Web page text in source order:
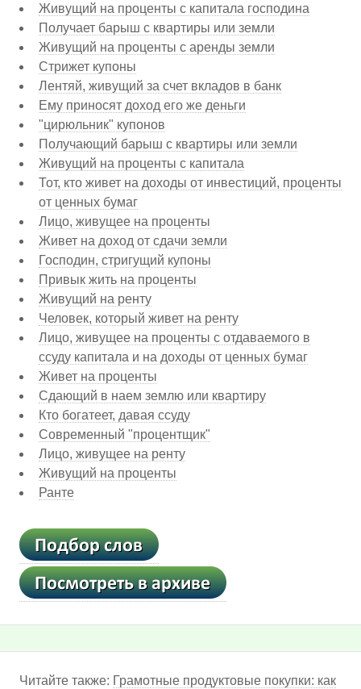
Живущий на проценты с капитала господина
Получает барыш с квартиры или земли
Живущий на проценты с аренды земли
Стрижет купоны
Лентяй, живущий за счет вкладов в банк
Ему приносят доход его же деньги
"цирюльник" купонов
Получающий барыш с квартиры или земли
Живущий на проценты с капитала
Тот, кто живет на доходы от инвестиций, проценты
от ценных бумаг
Лицо, живущее на проценты
Живет на доход от сдачи земли
Господин, стригущий купоны
Привык жить на проценты
Живущий на ренту
Человек, который живет на ренту
Лицо, живущее на проценты с отдаваемого в
ссуду капитала и на доходы от ценных бумаг
Живет на проценты
Сдающий в наем землю или квартиру
Кто богатеет, давая ссуду
Современный "процентщик"
Лицо, живущее на ренту
Живущий на проценты
Ранте
Читайте также: Грамотные продуктовые покупки: как